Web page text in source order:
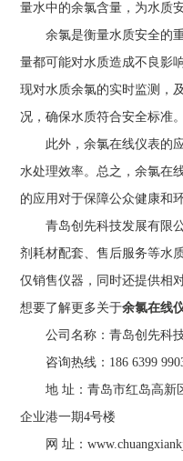
量水中的余氯含量，为水质
余氯是衡量水质安全的重
量都可能对水质造成不良影
现对水质余氯的实时监测，
况，确保水质符合安全标准。
此外，余氯在线仪表的应
水处理效率。总之，余氯在
的应用对于保障公众健康和
青岛创先科技发展有限公
剂耗材配套、售后服务等水
仅销售仪器，同时还提供相
想要了解更多关于余氯在线
公司名称：青岛创先科技
咨询热线：186 6399
地 址：青岛市红岛高新
企业港一期4号楼
网 址：